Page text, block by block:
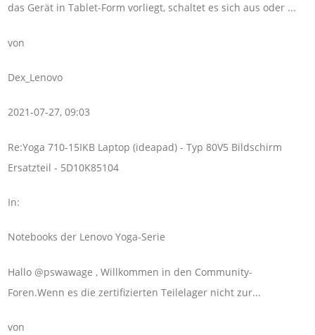
das Gerät in Tablet-Form vorliegt, schaltet es sich aus oder ...
von
Dex_Lenovo
2021-07-27, 09:03
Re:Yoga 710-15IKB Laptop (ideapad) - Typ 80V5 Bildschirm
Ersatzteil - 5D10K85104
In:
Notebooks der Lenovo Yoga-Serie
Hallo @pswawage , Willkommen in den Community-
Foren.Wenn es die zertifizierten Teilelager nicht zur...
von